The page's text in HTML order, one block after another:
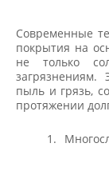
Современные
покрытия на
не только
загрязнениям.
пыль и грязь,
протяжении